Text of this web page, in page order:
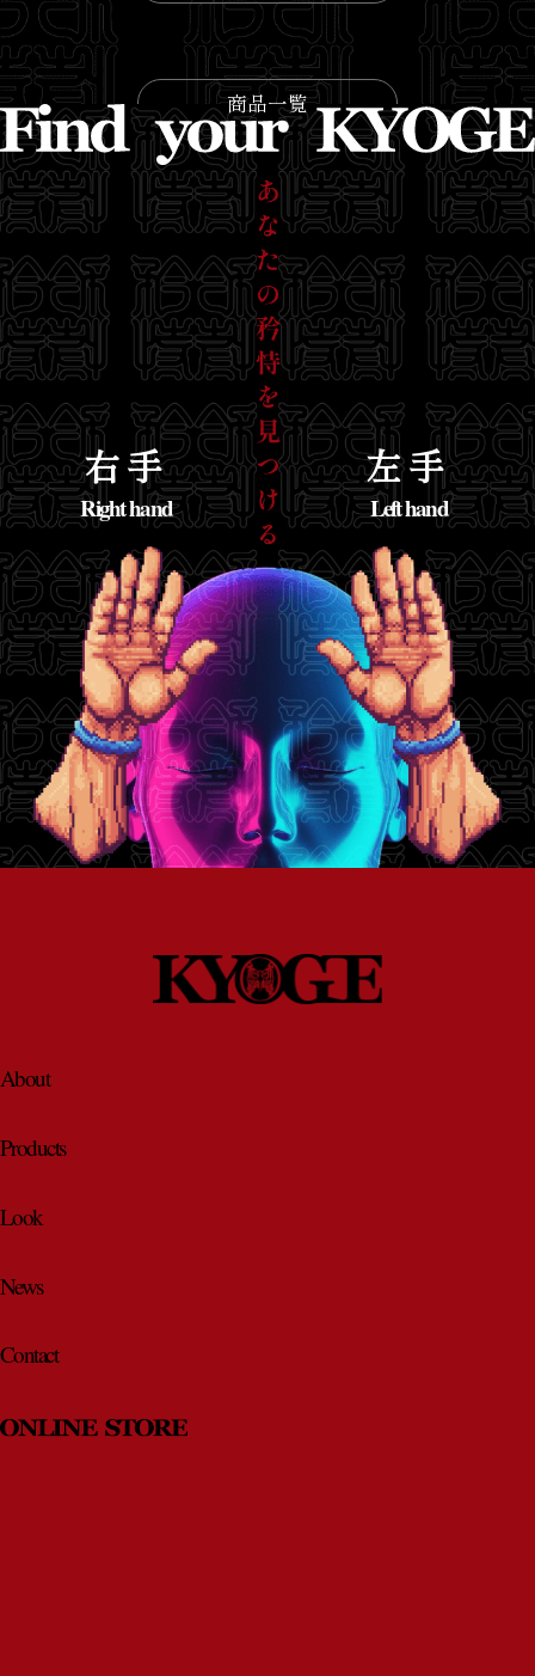
商品一覧
右手
Right hand
左手
Left hand
About
Products
Look
News
Contact